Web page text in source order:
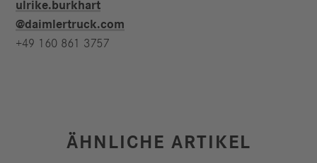
ulrike.burkhart​
@daimlertruck.com
+49 160 861 3757
ÄHNLICHE ARTIKEL